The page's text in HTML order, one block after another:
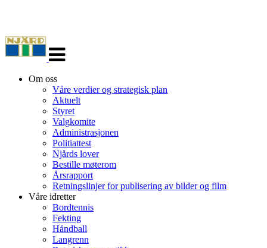
navigasjon
Om oss
Våre verdier og strategisk plan
Aktuelt
Styret
Valgkomite
Administrasjonen
Politiattest
Njårds lover
Bestille møterom
Årsrapport
Retningslinjer for publisering av bilder og film
Våre idretter
Bordtennis
Fekting
Håndball
Langrenn